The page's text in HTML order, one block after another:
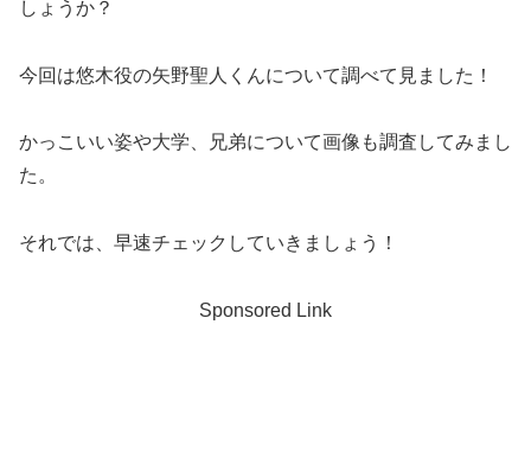
しょうか？
今回は悠木役の矢野聖人くんについて調べて見ました！
かっこいい姿や大学、兄弟について画像も調査してみまし
た。
それでは、早速チェックしていきましょう！
Sponsored Link